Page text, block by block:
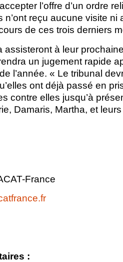
l’offre d’un ordre
n’ont reçu aucune visite
de ces trois derniers
assisteront à leur
un jugement rapide
l’année. « Le tribunal
ont déjà passé en
contre elles jusqu’à
Damaris, Martha, et
France
: